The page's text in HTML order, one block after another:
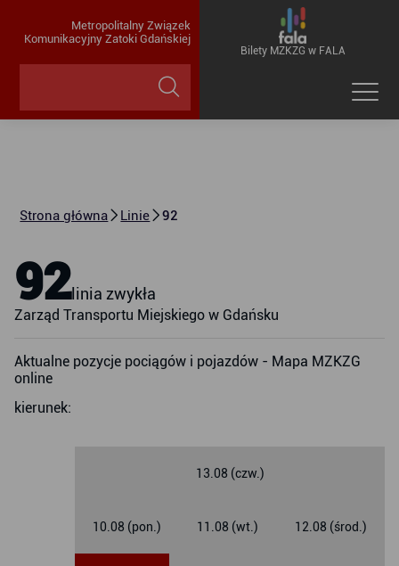
Metropolitalny Związek
Komunikacyjny Zatoki Gdańskiej
Bilety MZKZG w FALA
Strona główna Linie 92
92linia zwykła
Zarząd Transportu Miejskiego w Gdańsku
Aktualne pozycje pociągów i pojazdów - Mapa MZKZG
online
kierunek:
10.08 (pon.) 11.08 (wt.) 12.08 (środ.)
13.08 (czw.)